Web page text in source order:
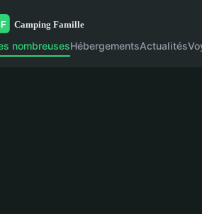
nombreusesHébergementsActualités